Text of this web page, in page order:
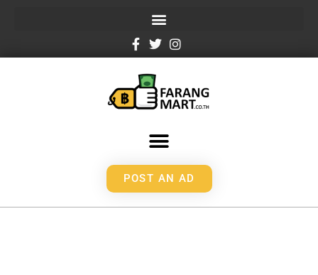
POST AN AD